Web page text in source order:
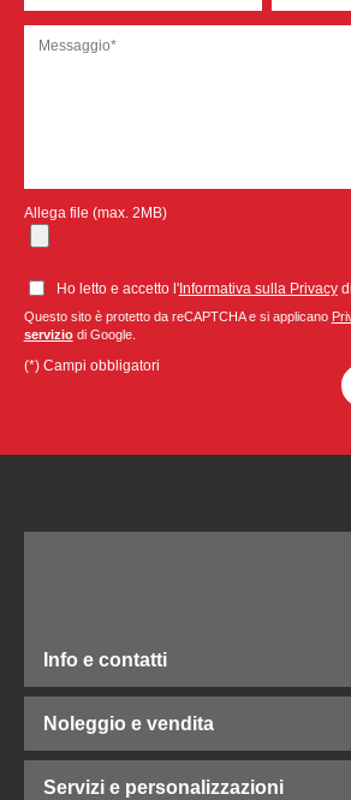
Allega file (max. 2MB)
Ho letto e accetto l'Informativa sulla Privacy
Questo sito è protetto da reCAPTCHA e si applicano
serviziodi Google.
(*) Campi obbligatori
Info e contatti
Noleggio e vendita
Servizi e personalizzazioni